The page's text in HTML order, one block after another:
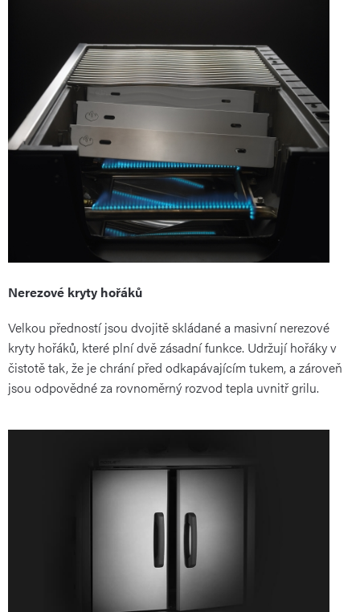
Nerezové kryty hořáků
Velkou předností jsou dvojitě skládané a masivní nerezové
kryty hořáků, které plní dvě zásadní funkce. Udržují hořáky v
čistotě tak, že je chrání před odkapávajícím tukem, a zároveň
jsou odpovědné za rovnoměrný rozvod tepla uvnitř grilu.